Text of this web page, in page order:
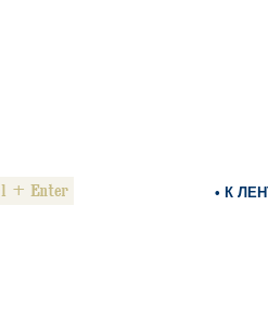
• К